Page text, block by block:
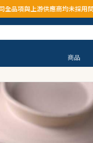
商均未採用問題油品，請安心
商品